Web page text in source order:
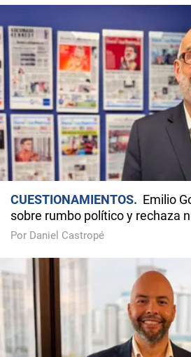
CUESTIONAMIENTOS
Emilio
sobre rumbo político y rechaza
Por Daniel Castropé